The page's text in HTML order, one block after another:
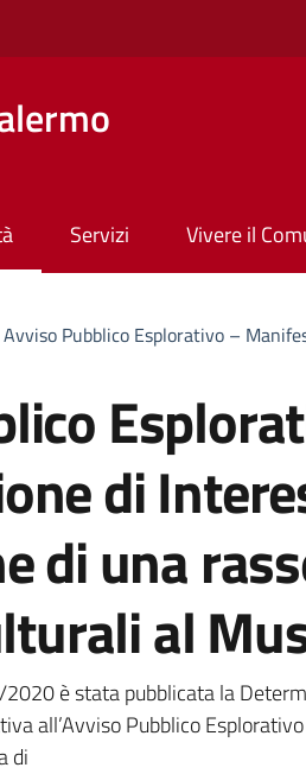
Servizi Vivere il
Avviso Pubblico Esplorativo –
di
di una
al
è stata pubblicata la
all’Avviso Pubblico
di